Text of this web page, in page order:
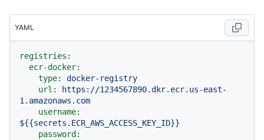
YAML
registries:
ecr-docker:
type:
docker-registry
url:
https://1234567890.dkr.ecr.us-east-
1.amazonaws.com
username:
${{secrets.ECR_AWS_ACCESS_KEY_ID}}
password: